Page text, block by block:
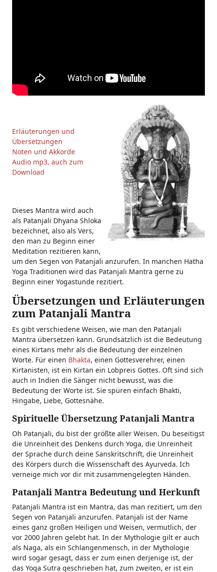
Erläuterungen und
Übersetzungen
Noten und Akkorde
Audio mp3, auch zum
Download
Dieses Mantra wird auch
als Patanjali Dhyana Shloka
bezeichnet, also als Vers,
den man zu Beginn einer
Meditation rezitieren kann,
um den Segen von Patanjali anzurufen. In manchen Hatha
Yoga Traditionen wird das Patanjali Mantra gerne zu
Beginn einer Yogastunde rezitiert.
Übersetzungen und Erläuterungen
zum Patanjali Mantra
Es gibt verschiedene Weisen, wie man den Patanjali
Mantra übersetzen kann. Grundsätzlich ist die Bedeutung
eines Kirtans mehr als die Bedeutung der einzelnen
Worte. Für einen Bhakta, einen Gottesverehrer, einen
Kirtanisten, ist ein Kirtan ein Lobpreis Gottes. Oft sind sich
auch in Indien die Sänger nicht bewusst, was die
Bedeutung der Worte ist. Sie spüren einfach Bhakti,
Hingabe, Liebe, Gottesnähe.
Spirituelle Übersetzung Patanjali Mantra
Oh Patanjali, du bist der größte aller Weisen. Du beseitigst
die Unreinheit des Denkens durch Yoga, die Unreinheit
der Sprache durch deine Sanskritschrift, die Unreinheit
des Körpers durch die Wissenschaft des Ayurveda. Ich
verneige mich vor dir mit zusammengelegten Händen.
Patanjali Mantra Bedeutung und Herkunft
Patanjali Mantra ist ein Mantra, das man rezitiert, um den
Segen von Patanjali anzurufen. Patanjali ist der Name
eines ganz großen Heiligen und Weisen, vermutlich, der
vor 2000 Jahren gelebt hat. In der Mythologie gilt er auch
als Naga, als ein Schlangenmensch, in der Mythologie
wird sogar gesagt, dass er zum einen derjenige ist, der
das Yoga Sutra geschrieben hat, zum zweiten, er ist ein